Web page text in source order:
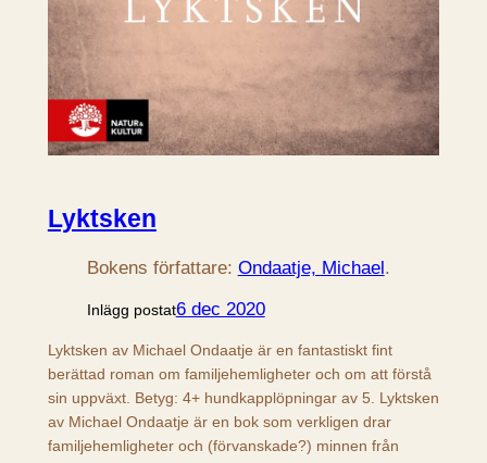
Lyktsken
Bokens författare: Ondaatje, Michael.
Inlägg postat6 dec 2020
Lyktsken av Michael Ondaatje är en fantastiskt fint
berättad roman om familjehemligheter och om att förstå
sin uppväxt. Betyg: 4+ hundkapplöpningar av 5. Lyktsken
av Michael Ondaatje är en bok som verkligen drar
familjehemligheter och (förvanskade?) minnen från